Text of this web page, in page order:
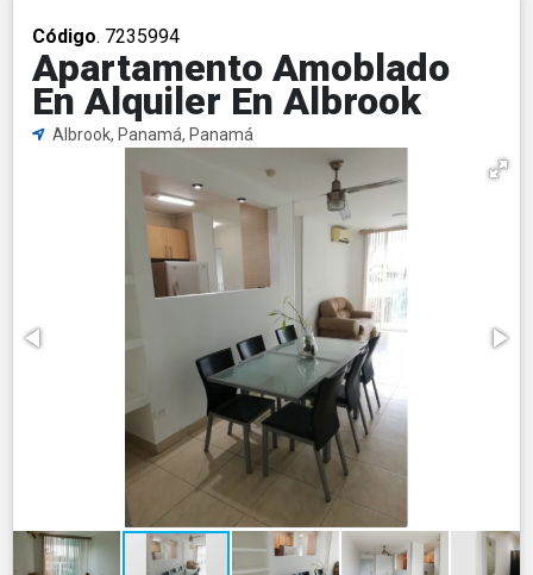
Código. 7235994
Apartamento Amoblado
En Alquiler En Albrook
Albrook, Panamá, Panamá